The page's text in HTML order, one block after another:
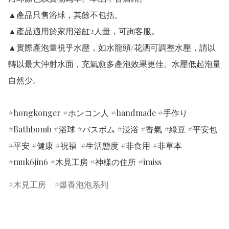
▲產品只售浴球，其餘不包括。
▲產品適用於家用浴缸2人量，可詢客服。
▲實際產泡量視乎水壓，如水龍頭/花洒可調整水壓，請以
轉以最大沖射水面，充氣愈多產泡效果更佳。水壓低起泡量
自然少。
#hongkonger #ホンコン人 #handmade #手作り
#Bathbomb #浴球 #バスボム #浸浴 #香氣 #綠豆 #平安包
#平安 #健康 #祝福  #生活態度 #非食用 #非草本
#muk6jin6 #木見工房 #神様の住所 #imiss
木見工房 爆香泡泡系列